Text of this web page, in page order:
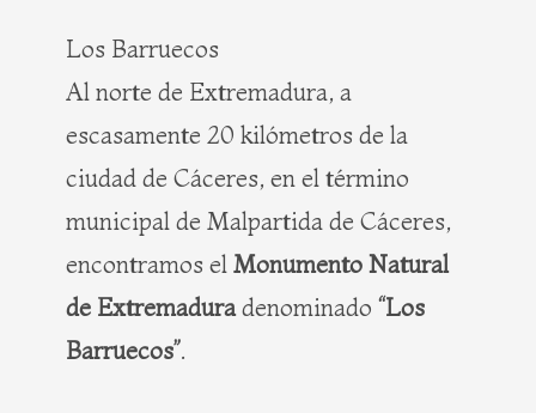
Los Barruecos
Al norte de Extremadura, a
escasamente 20 kilómetros de la
ciudad de Cáceres, en el término
municipal de Malpartida de Cáceres,
encontramos el Monumento Natural
de Extremaduradenominado “Los
Barruecos”.